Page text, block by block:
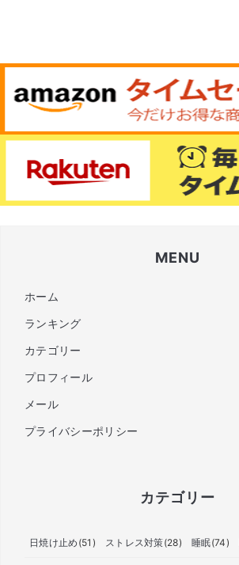
MENU
ホーム
ランキング
カテゴリー
プロフィール
メール
プライバシーポリシー
カテゴリー
日焼け止め (51) ストレス対策(28) 睡眠(74)